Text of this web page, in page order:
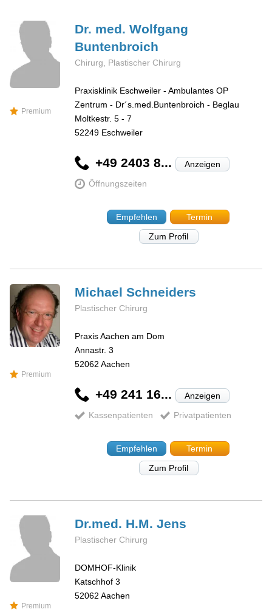
Premium
Dr. med. Wolfgang
Buntenbroich
Chirurg, Plastischer Chirurg
Praxisklinik Eschweiler - Ambulantes OP
Zentrum - Dr´s.med.Buntenbroich - Beglau
Moltkestr. 5 - 7
52249 Eschweiler
+49 2403 8... Anzeigen
Öffnungszeiten
Empfehlen
Termin
Zum Profil
Premium
MichaelSchneiders
Plastischer Chirurg
Praxis Aachen am Dom
Annastr. 3
52062 Aachen
+49 241 16... Anzeigen
Kassenpatienten Privatpatienten
Empfehlen
Termin
Zum Profil
Premium
Dr.med. H.M.Jens
Plastischer Chirurg
DOMHOF-Klinik
Katschhof 3
52062Aachen